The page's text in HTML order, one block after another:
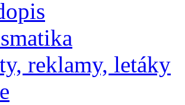
reklamy, letáky